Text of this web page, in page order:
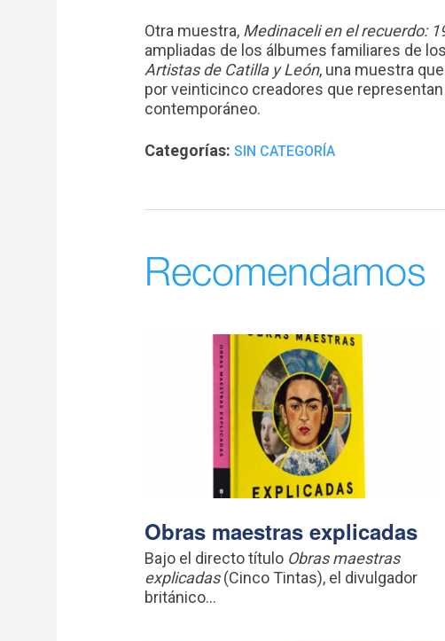
Otra muestra, Medinaceli en el recuerdo:
ampliadas de los álbumes familiares de
Artistas de Catilla y León, una muestra
por veinticinco creadores que
contemporáneo.
Categorías: SIN CATEGORÍA
Recomendamos
Obras maestras explicadas
Bajo el directo título Obras maestras
explicadas(Cinco Tintas), el divulgador
británico...